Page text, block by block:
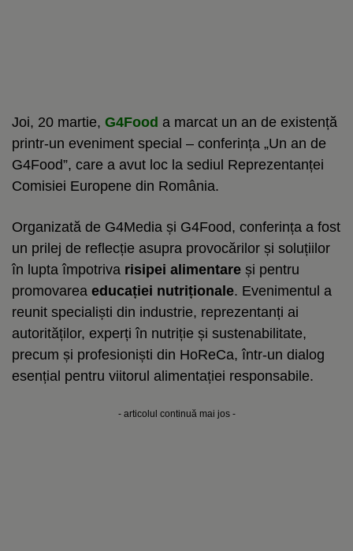
Joi, 20 martie, G4Food a marcat un an de existență
printr-un eveniment special – conferința „Un an de
G4Food”, care a avut loc la sediul Reprezentanței
Comisiei Europene din România.
Organizată de G4Media și G4Food, conferința a fost
un prilej de reflecție asupra provocărilor și soluțiilor
în lupta împotriva risipei alimentare și pentru
promovarea educației nutriționale. Evenimentul a
reunit specialiști din industrie, reprezentanți ai
autorităților, experți în nutriție și sustenabilitate,
precum și profesioniști din HoReCa, într-un dialog
esențial pentru viitorul alimentației responsabile.
- articolul continuă mai jos -